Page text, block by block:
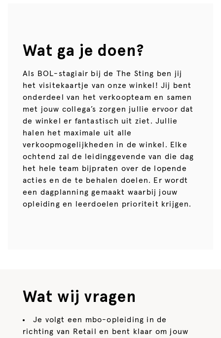
Wat ga je doen?
Als BOL-stagiair bij de The Sting ben jij
het visitekaartje van onze winkel! Jij bent
onderdeel van het verkoopteam en samen
met jouw collega’s zorgen jullie ervoor dat
de winkel er fantastisch uit ziet. Jullie
halen het maximale uit alle
verkoopmogelijkheden in de winkel. Elke
ochtend zal de leidinggevende van die dag
het hele team bijpraten over de lopende
acties en de te behalen doelen. Er wordt
een dagplanning gemaakt waarbij jouw
opleiding en leerdoelen prioriteit krijgen.
Wat wij vragen
Je volgt een mbo-opleiding in de
richting van Retail en bent klaar om jouw